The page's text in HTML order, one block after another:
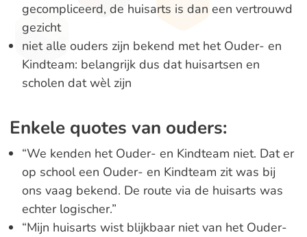
gecompliceerd, de huisarts is dan een vertrouwd
gezicht
niet alle ouders zijn bekend met het Ouder- en
Kindteam: belangrijk dus dat huisartsen en
scholen dat wèl zijn
Enkele quotes van ouders:
“We kenden het Ouder- en Kindteam niet. Dat er
op school een Ouder- en Kindteam zit was bij
ons vaag bekend. De route via de huisarts was
echter logischer.”
“Mijn huisarts wist blijkbaar niet van het Ouder-